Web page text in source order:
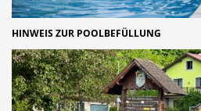
HINWEIS ZUR POOLBEFÜLLUNG